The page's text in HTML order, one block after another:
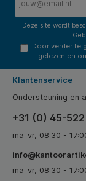
Deze site wordt
Door verder te
gelezen en
Klantenservice
Ondersteuning en
+31 (0) 45-522
ma-vr, 08:30 -
ma-vr, 08:30 -